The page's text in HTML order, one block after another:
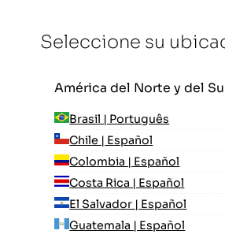
Seleccione su
América del Norte y del
Brasil | Português
Chile | Español
Colombia | Español
Costa Rica | Español
El Salvador | Español
Guatemala | Español